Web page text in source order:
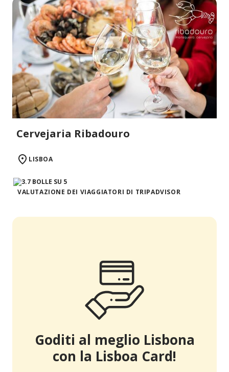
Cervejaria Ribadouro
LISBOA
VALUTAZIONE DEI VIAGGIATORI DI TRIPADVISOR
Goditi al meglio Lisbona
con la Lisboa Card!